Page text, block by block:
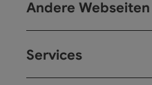
Andere Webseiten
Services